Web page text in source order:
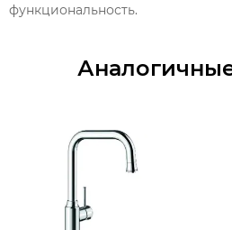
функциональность.